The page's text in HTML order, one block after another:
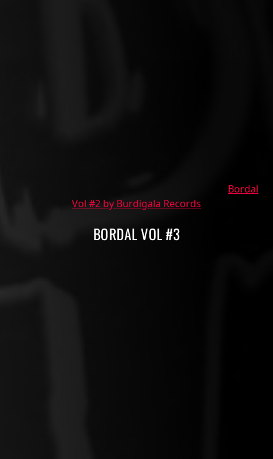
Bordal
Vol #2 by Burdigala Records
BORDAL VOL #3